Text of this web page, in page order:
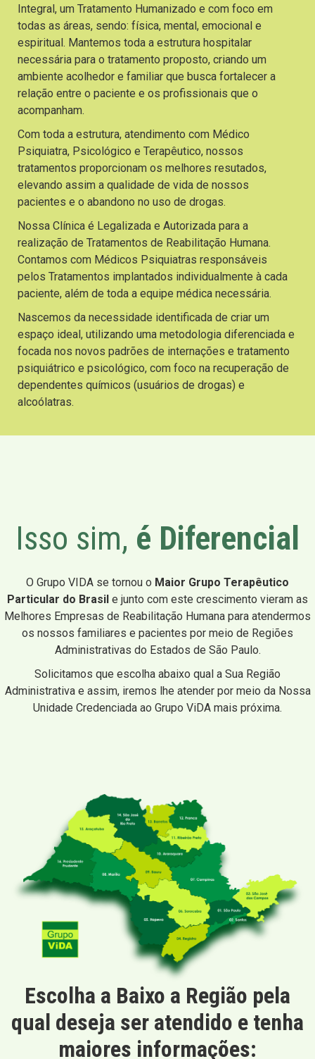
Integral, um Tratamento Humanizado e com foco em
todas as áreas, sendo: física, mental, emocional e
espiritual. Mantemos toda a estrutura hospitalar
necessária para o tratamento proposto, criando um
ambiente acolhedor e familiar que busca fortalecer a
relação entre o paciente e os profissionais que o
acompanham.
Com toda a estrutura, atendimento com Médico
Psiquiatra, Psicológico e Terapêutico, nossos
tratamentos proporcionam os melhores resutados,
elevando assim a qualidade de vida de nossos
pacientes e o abandono no uso de drogas.
Nossa Clínica é Legalizada e Autorizada para a
realização de Tratamentos de Reabilitação Humana.
Contamos com Médicos Psiquiatras responsáveis
pelos Tratamentos implantados individualmente à cada
paciente, além de toda a equipe médica necessária.
Nascemos da necessidade identificada de criar um
espaço ideal, utilizando uma metodologia diferenciada e
focada nos novos padrões de internações e tratamento
psiquiátrico e psicológico, com foco na recuperação de
dependentes químicos (usuários de drogas) e
alcoólatras.
Isso sim, é Diferencial
O Grupo VIDA se tornou o Maior Grupo Terapêutico
Particular do Brasil e junto com este crescimento vieram as
Melhores Empresas de Reabilitação Humana para atendermos
os nossos familiares e pacientes por meio de Regiões
Administrativas do Estados de São Paulo.
Solicitamos que escolha abaixo qual a Sua Região
Administrativa e assim, iremos lhe atender por meio da Nossa
Unidade Credenciada ao Grupo ViDA mais próxima.
Escolha a Baixo a Região pela
qual deseja ser atendido e tenha
maiores informações: